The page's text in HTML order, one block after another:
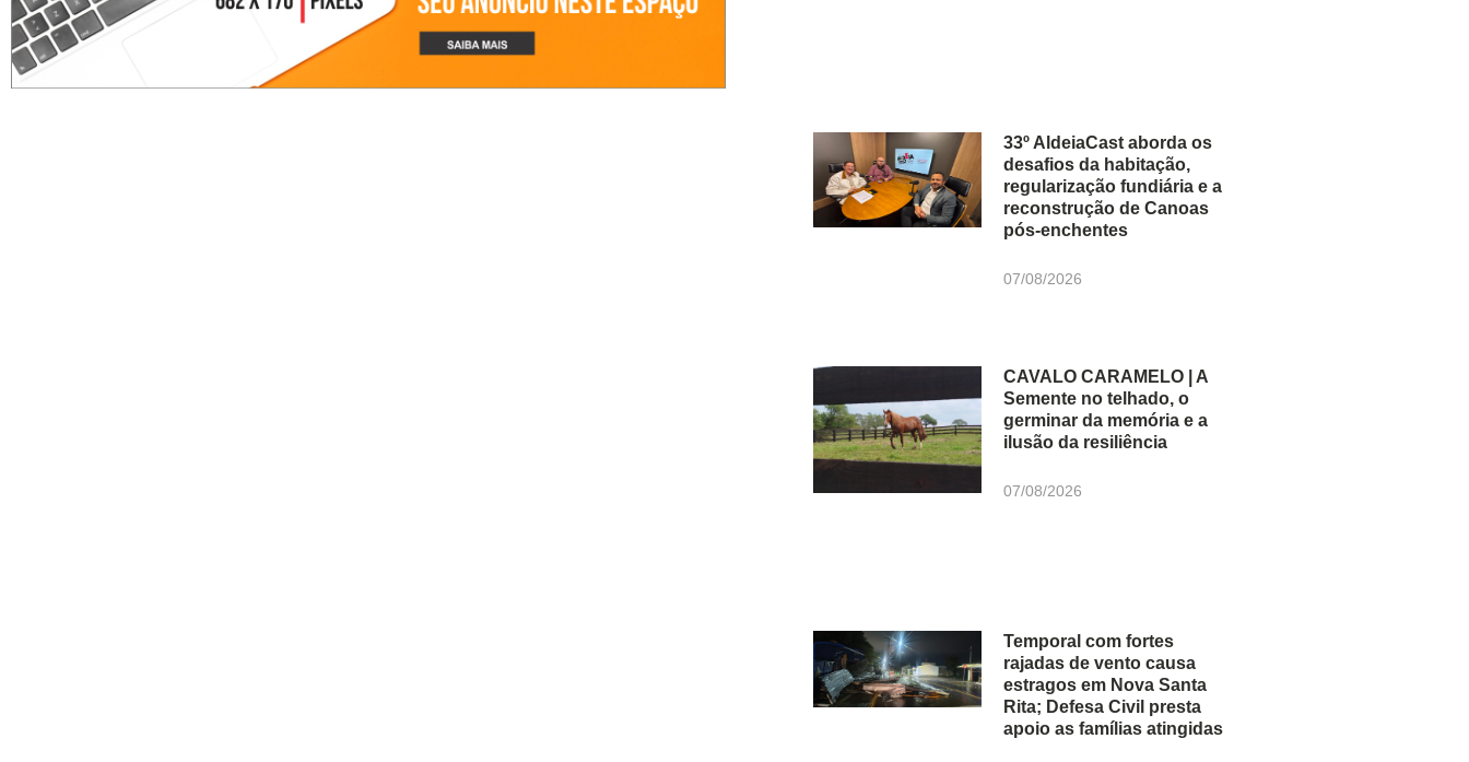
33º AldeiaCast aborda os
desafios da habitação,
regularização fundiária e a
reconstrução de Canoas
pós-enchentes
07/08/2026
CAVALO CARAMELO | A
Semente no telhado, o
germinar da memória e a
ilusão da resiliência
07/08/2026
Temporal com fortes
rajadas de vento causa
estragos em Nova Santa
Rita; Defesa Civil presta
apoio as famílias atingidas